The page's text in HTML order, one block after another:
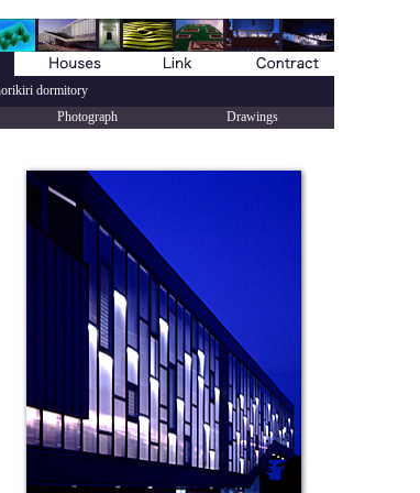
dormitory
Photograph Drawings